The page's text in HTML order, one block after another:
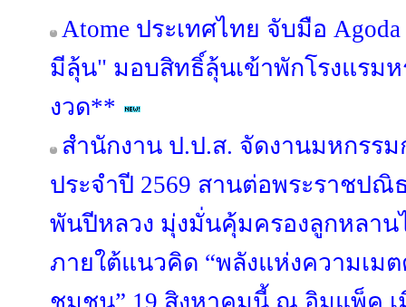
Atome ประเทศไทย จับมือ
มีลุ้น" มอบสิทธิ์ลุ้นเข้าพักโรงแรม
งวด**
สำนักงาน ป.ป.ส. จัดงานมหกรร
ประจำปี 2569 สานต่อพระราชป
พันปีหลวง มุ่งมั่นคุ้มครองลูกหลา
ภายใต้แนวคิด “พลังแห่งความเม
ชุมชน” 19 สิงหาคมนี้ ณ อิมแพ็ค เ